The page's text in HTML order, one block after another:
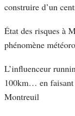
construire d’un
État des risques à
phénomène
L’influenceur
100km… en faisant
Montreuil